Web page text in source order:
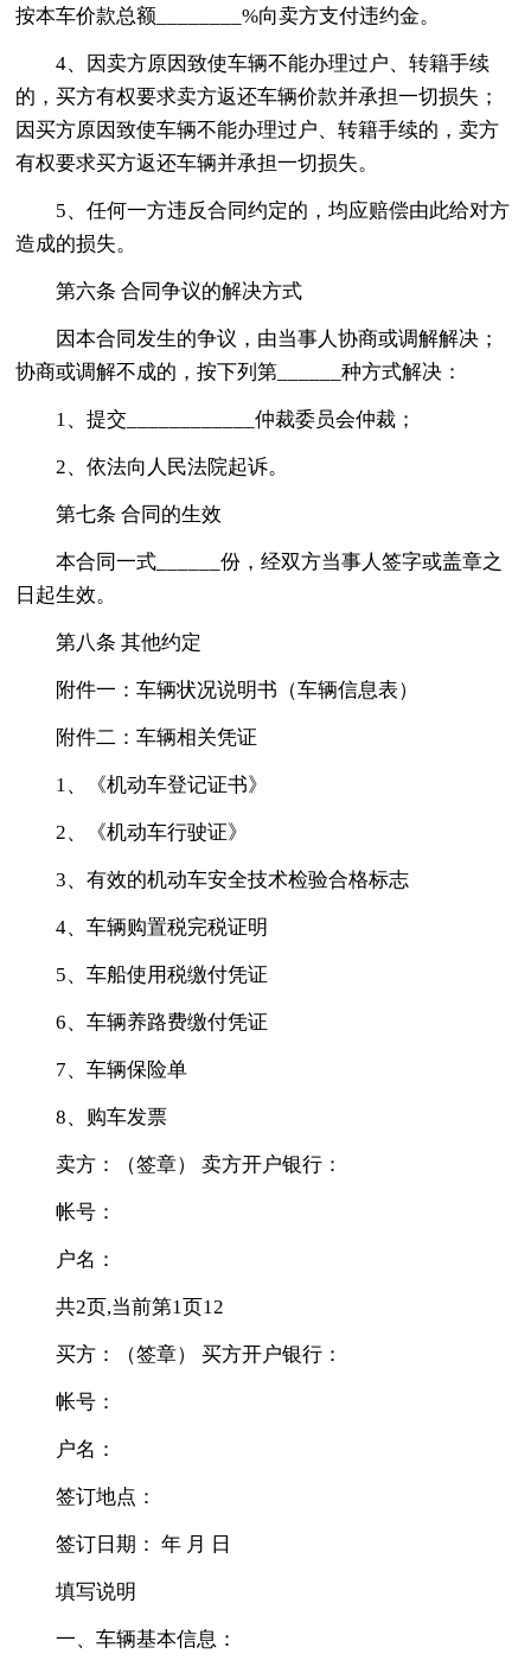
按本车价款总额________%向卖方支付违约金。
4、因卖方原因致使车辆不能办理过户、转籍手续
的，买方有权要求卖方返还车辆价款并承担一切损失；
因买方原因致使车辆不能办理过户、转籍手续的，卖方
有权要求买方返还车辆并承担一切损失。
5、任何一方违反合同约定的，均应赔偿由此给对方
造成的损失。
第六条 合同争议的解决方式
因本合同发生的争议，由当事人协商或调解解决；
协商或调解不成的，按下列第______种方式解决：
1、提交____________仲裁委员会仲裁；
2、依法向人民法院起诉。
第七条 合同的生效
本合同一式______份，经双方当事人签字或盖章之
日起生效。
第八条 其他约定
附件一：车辆状况说明书（车辆信息表）
附件二：车辆相关凭证
1、《机动车登记证书》
2、《机动车行驶证》
3、有效的机动车安全技术检验合格标志
4、车辆购置税完税证明
5、车船使用税缴付凭证
6、车辆养路费缴付凭证
7、车辆保险单
8、购车发票
卖方：（签章） 卖方开户银行：
帐号：
户名：
共2页,当前第1页12
买方：（签章） 买方开户银行：
帐号：
户名：
签订地点：
签订日期： 年 月 日
填写说明
一、车辆基本信息：